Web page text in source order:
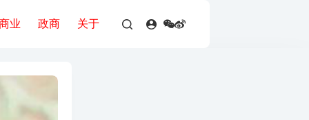
业 政商 关于